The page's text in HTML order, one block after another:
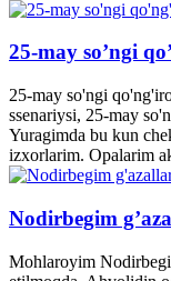
25-may so’ngi
25-may so'ngi
ssenariysi, 25-may
Yuragimda bu kun
izxorlarim. Opalarim
Nodirbegim
Mohlaroyim